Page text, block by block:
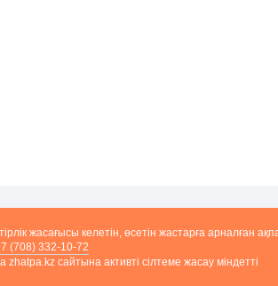
жасағысы келетін, өсетін жастарға арналған
(708) 332-10-72
сайтына активті сілтеме жасау міндетті